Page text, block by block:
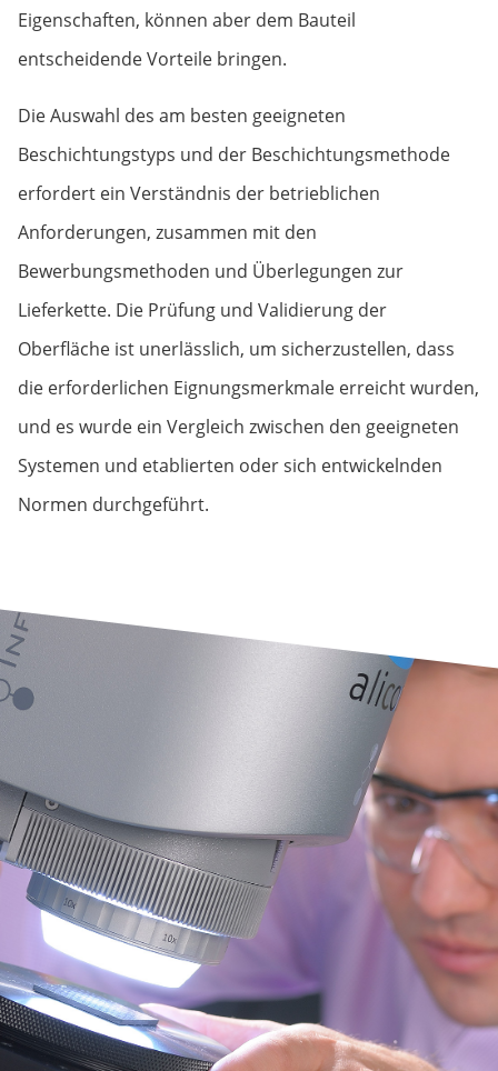
Eigenschaften, können aber dem Bauteil
entscheidende Vorteile bringen.
Die Auswahl des am besten geeigneten
Beschichtungstyps und der Beschichtungsmethode
erfordert ein Verständnis der betrieblichen
Anforderungen, zusammen mit den
Bewerbungsmethoden und Überlegungen zur
Lieferkette. Die Prüfung und Validierung der
Oberfläche ist unerlässlich, um sicherzustellen, dass
die erforderlichen Eignungsmerkmale erreicht wurden,
und es wurde ein Vergleich zwischen den geeigneten
Systemen und etablierten oder sich entwickelnden
Normen durchgeführt.